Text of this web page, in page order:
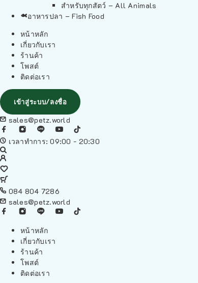
สำหรับทุกสัตว์ – All Animals
อาหารปลา – Fish Food
หน้าหลัก
เกี่ยวกับเรา
ร้านค้า
โพสต์
ติดต่อเรา
เข้าสู่ระบบ/ลงชื่อ
sales@petz.world
เวลาทำการ: 09:00 - 20:30
084 804 7286
sales@petz.world
หน้าหลัก
เกี่ยวกับเรา
ร้านค้า
โพสต์
ติดต่อเรา